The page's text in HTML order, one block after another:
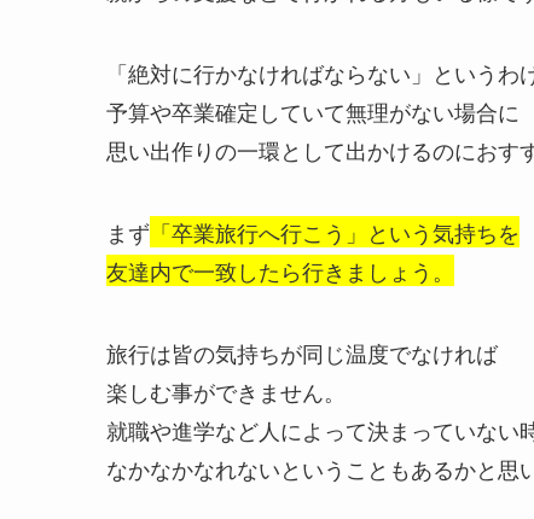
「絶対に行かなければならない」というわ
予算や卒業確定していて無理がない場合に
思い出作りの一環として出かけるのにおす
まず 「卒業旅行へ行こう」という気持ちを
友達内で一致したら行きましょう。
旅行は皆の気持ちが同じ温度でなければ
楽しむ事ができません。
就職や進学など人によって決まっていない
なかなかなれないということもあるかと思